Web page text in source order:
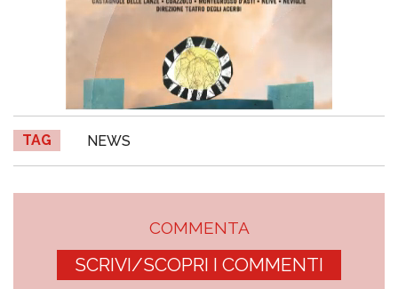
TAG NEWS
COMMENTA
SCRIVI/SCOPRI I COMMENTI